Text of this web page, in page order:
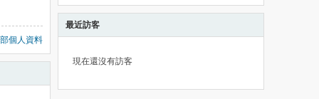
個人資料
最近訪客
現在還沒有訪客